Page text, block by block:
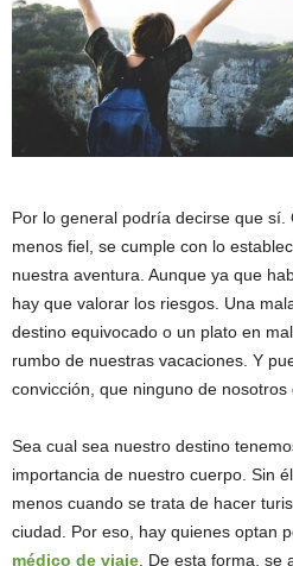
Por lo general podría decirse que
menos fiel, se cumple con lo
nuestra aventura. Aunque ya que
hay que valorar los riesgos. Una
destino equivocado o un plato en
rumbo de nuestras vacaciones. Y
convicción, que ninguno de nosotros
Sea cual sea nuestro destino
importancia de nuestro cuerpo. Sin
menos cuando se trata de hacer
ciudad. Por eso, hay quienes optan
médico de viaje . De esta forma,